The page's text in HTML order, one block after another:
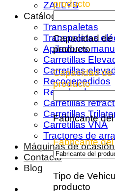
ZALLYS
Catálogo de máquinas
Transpaletas
Transpaletas
Apiladores
Carretillas
Carretillas
Recogepedidos
Remolcadoras
Carretillas
Carretillas
Carretillas VNA
Tractores de
Máquinas de ocasión
Contacto
Blog
producto
Capacidad de
producto
Capacidad de
producto
Fabricante
Fabricante
Tipo de
producto